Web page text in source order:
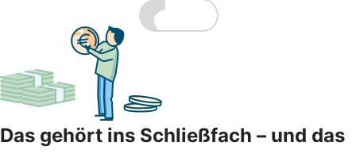
Das gehört ins Schließfach – und das